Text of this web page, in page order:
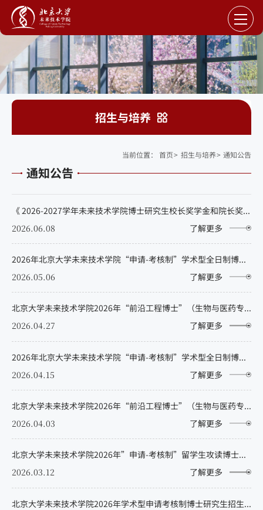
招生与培养
当前位置： 首页> 招生与培养> 通知公告
通知公告
2026.06.08
《 2026-2027学年未来技术学院博士研究生校长奖学金和院长奖学金推荐获奖名单公示》
了解更多
2026.05.06
2026年北京大学未来技术学院“申请-考核制”学术型全日制博士招生拟录取公示名单（专项计划）
了解更多
2026.04.27
北京大学未来技术学院2026年“前沿工程博士”（生物与医药专业）招生拟录取名单公示
了解更多
2026.04.15
2026年北京大学未来技术学院“申请-考核制”学术型全日制博士招生拟录取公示名单（不含专项计划）
了解更多
2026.04.03
北京大学未来技术学院2026年“前沿工程博士”（生物与医药专业）复试细则（含复试名单）
了解更多
2026.03.12
北京大学未来技术学院2026年”申请-考核制”留学生攻读博士学位拟录取名单公示
了解更多
北京大学未来技术学院2026年学术型申请考核制博士研究生招生复试细则与复试名单